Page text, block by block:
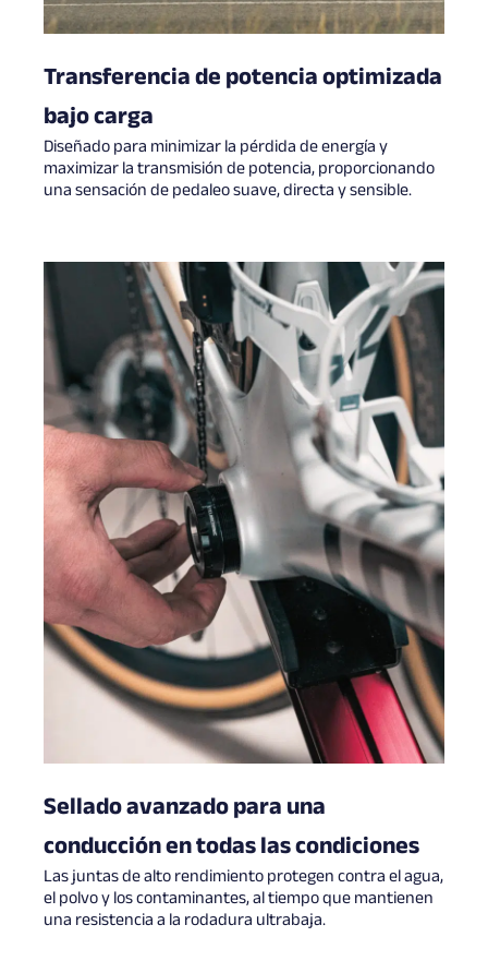
Transferencia de potencia optimizada
bajo carga
Diseñado para minimizar la pérdida de energía y
maximizar la transmisión de potencia, proporcionando
una sensación de pedaleo suave, directa y sensible.
Sellado avanzado para una
conducción en todas las condiciones
Las juntas de alto rendimiento protegen contra el agua,
el polvo y los contaminantes, al tiempo que mantienen
una resistencia a la rodadura ultrabaja.